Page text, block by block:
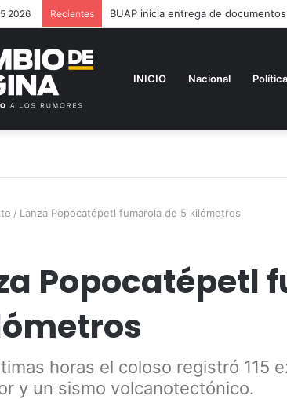
2026 Recientes BUAP inicia entrega de
INICIO Nacional Política
/ Lanza Popocatépetl fumarola de 5 kilómetros
Popocatépetl
horas el coloso registró 115
y un sismo volcanotectónico.